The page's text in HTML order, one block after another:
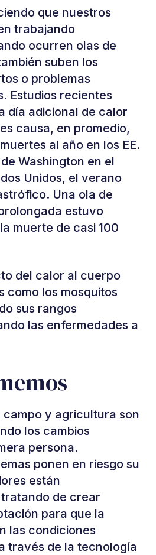
que nuestros
trabajando
ocurren olas de
suben los
o problemas
Estudios recientes
día adicional de calor
causa, en promedio,
al año en los EE.
Washington en el
Unidos, el verano
Una ola de
estuvo
muerte de casi 100
del calor al cuerpo
como los mosquitos
sus rangos
las enfermedades a
campo y agricultura son
los cambios
persona.
ponen en riesgo su
están
de crear
para que la
las condiciones
través de la tecnología